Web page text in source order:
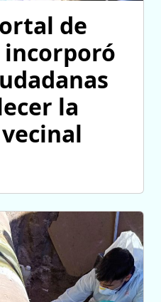
de
incorporó
la